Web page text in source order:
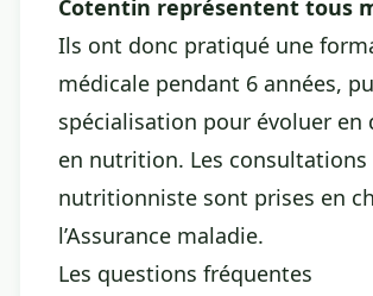
Cotentin représentent tous
Ils ont donc pratiqué une
médicale pendant 6 années,
spécialisation pour évoluer en
en nutrition. Les consultations
nutritionniste sont prises en
l’Assurance maladie.
Les questions fréquentes